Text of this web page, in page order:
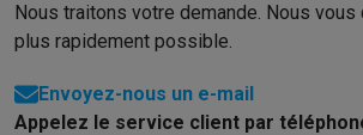
Nous traitons votre demande. Nous vous
plus rapidement possible.
Envoyez-nous un e-mail
Appelez le service client par